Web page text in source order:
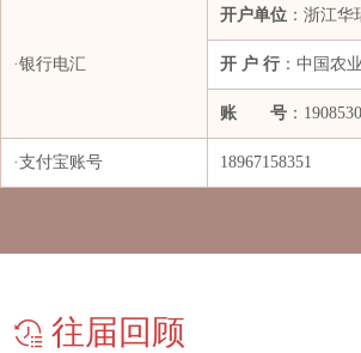
MCPI PRIVATE LIMITED
安徽天罡物流有限公司
巴斯夫一体化基地（广东）有限公司
北京兴高化学技术有限公司
创菱（上海）管理有限公司
·银行电汇
开户单位 ：浙江
开 户 行 ：中国农
账 号 ：
·支付宝账号 18967158351
往届回顾